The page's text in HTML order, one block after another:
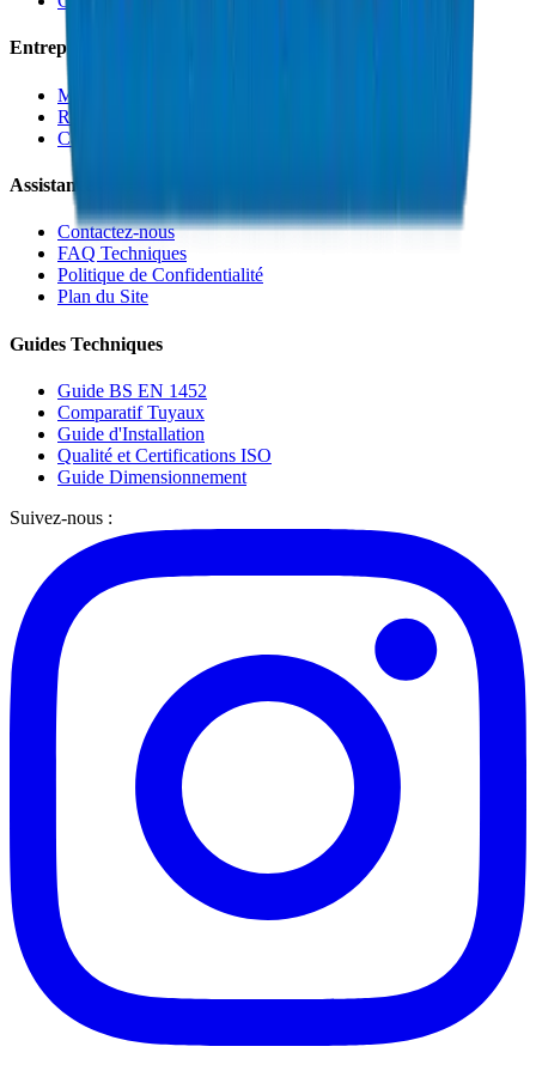
Entreprise
Médias et Blogs
Ressources
Carrières
Assistance
Contactez-nous
FAQ Techniques
Politique de Confidentialité
Plan du Site
Guides Techniques
Guide BS EN 1452
Comparatif Tuyaux
Guide d'Installation
Qualité et Certifications ISO
Guide Dimensionnement
Suivez-nous :